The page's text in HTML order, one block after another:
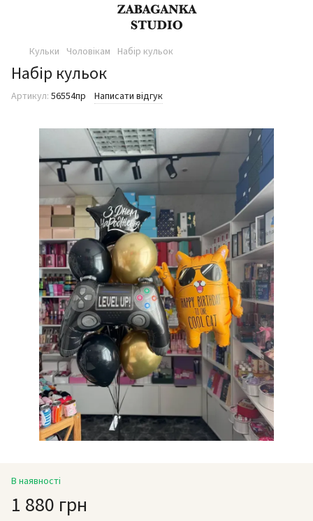
Кульки Чоловікам Набір кульок
Набір кульок
Артикул: 56554пр Написати відгук
В наявності
1 880 грн